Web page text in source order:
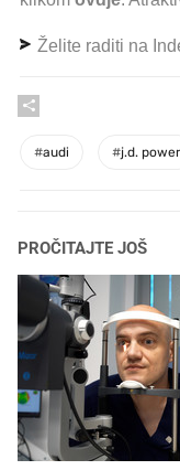
Želite raditi na
#audi #j.d. power
PROČITAJTE JOŠ